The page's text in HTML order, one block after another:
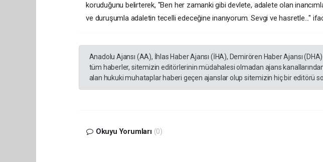
koruduğunu belirterek, "Ben her zamanki gibi devlete, adalete olan
ve duruşumla adaletin tecelli edeceğine inanıyorum. Sevgi ve hasretle..."
Anadolu Ajansı (AA), İhlas Haber Ajansı (İHA), Demirören Haber Ajansı
tüm haberler, sitemizin editörlerinin müdahalesi olmadan ajans
alan hukuki muhataplar haberi geçen ajanslar olup sitemizin hiç bir editörü
Okuyu Yorumları (0)